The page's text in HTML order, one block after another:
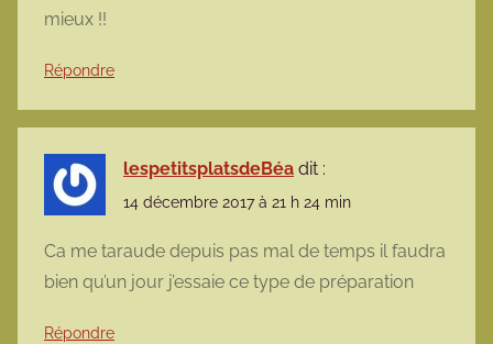
mieux !!
Répondre
lespetitsplatsdeBéa dit :
14 décembre 2017 à 21 h 24 min
Ca me taraude depuis pas mal de temps il faudra
bien qu’un jour j’essaie ce type de préparation
Répondre